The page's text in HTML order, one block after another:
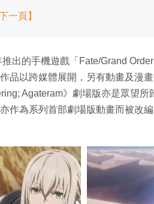
下一頁】
推出的手機遊戲「Fate/Grand
品以跨媒體展開，另有動畫及漫
Agateram》劇場版亦是眾望
作為系列首部劇場版動畫而被改